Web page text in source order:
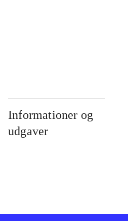
Informationer og
udgaver